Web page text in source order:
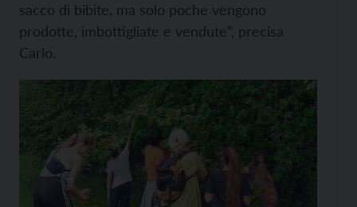
sacco di bibite, ma solo poche vengono
prodotte, imbottigliate e vendute”, precisa
Carlo.